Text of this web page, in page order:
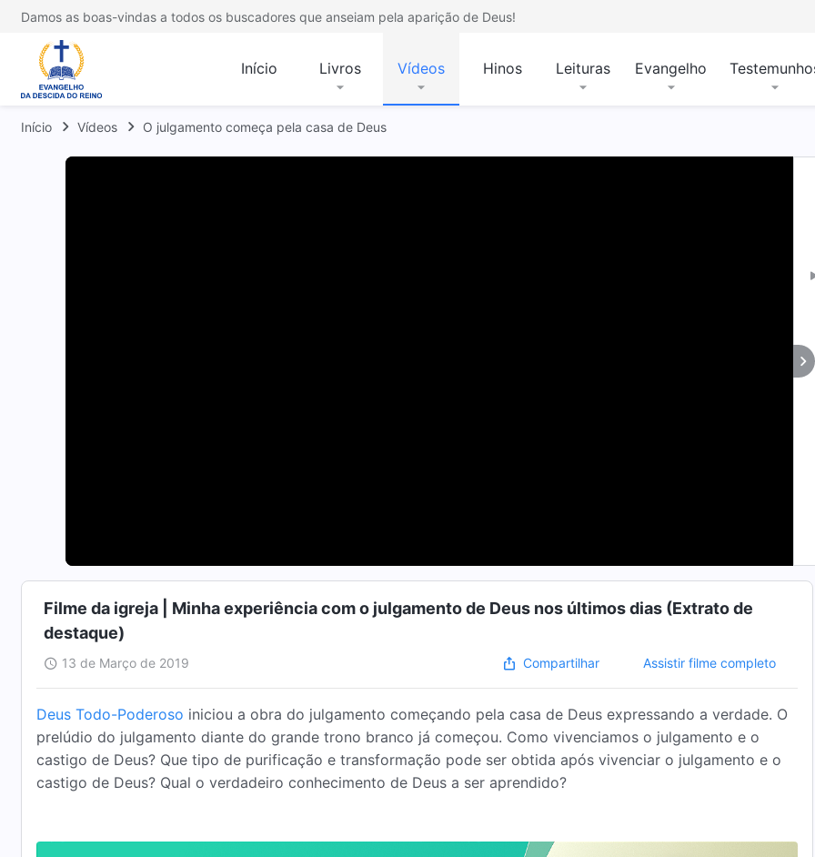
Damos as boas-vindas a todos os buscadores que anseiam pela aparição de Deus!
Início Livros Vídeos Hinos Leituras Evangelho
Início Vídeos O julgamento começa pela casa de Deus
Filme da igreja | Minha experiência com o julgamento de Deus nos últimos dias (Extrato de
destaque)
13 de Março de 2019 Compartilhar Assistir filme completo
Deus Todo-Poderoso iniciou a obra do julgamento começando pela casa de Deus expressando a verdade. O
prelúdio do julgamento diante do grande trono branco já começou. Como vivenciamos o julgamento e o
castigo de Deus? Que tipo de purificação e transformação pode ser obtida após vivenciar o julgamento e o
castigo de Deus? Qual o verdadeiro conhecimento de Deus a ser aprendido?